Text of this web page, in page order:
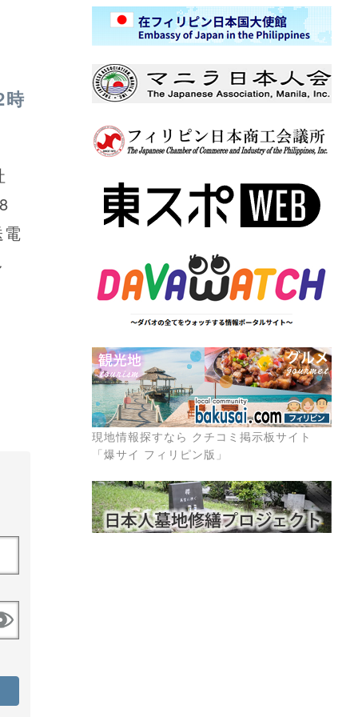
時
現地情報探すなら クチコミ掲示板サイト
「爆サイ フィリピン版」